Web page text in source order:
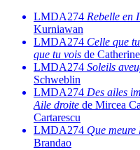
LMDA274 Rebelle en
Kurniawan
LMDA274 Celle que
que tu vois de
LMDA274 Soleils
Schweblin
LMDA274 Des ailes
Aile droite de Mircea
Cartarescu
LMDA274 Que meure
Brandao